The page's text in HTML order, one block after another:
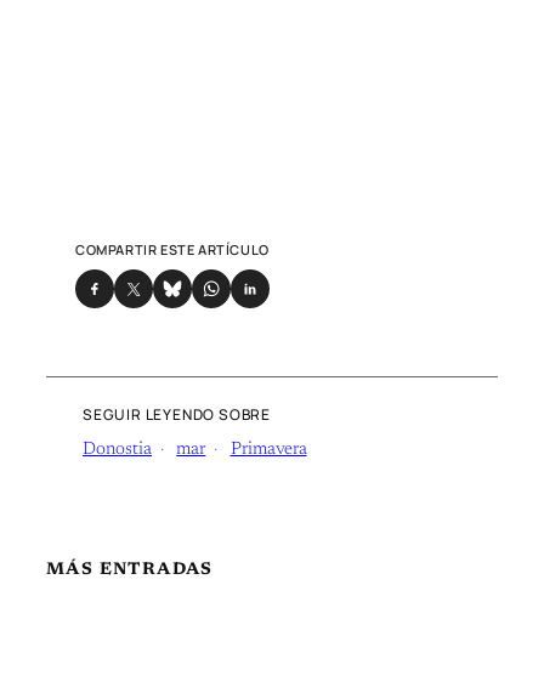
COMPARTIR ESTE ARTÍCULO
SEGUIR LEYENDO SOBRE
Donostia mar Primavera
MÁS ENTRADAS